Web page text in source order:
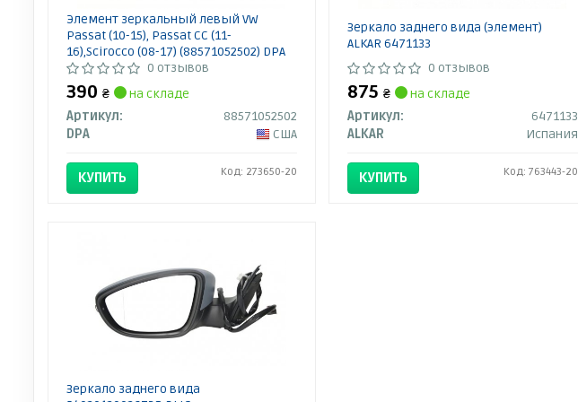
Элемент зеркальный левый VW
Passat (10-15), Passat CC (11-
16),Scirocco (08-17) (88571052502) DPA
0 отзывов
390 ₴
на складе
Артикул:
88571052502
DPA
США
КУПИТЬ Код: 273650-20
Зеркало заднего вида (элемент)
ALKAR 6471133
0 отзывов
875 ₴
на складе
Артикул:
6471133
ALKAR
Испания
КУПИТЬ Код: 763443-20
Зеркало заднего вида